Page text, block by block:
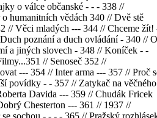
o válce občanské - - - 338 //
humanitních vědách 340 // Dvě stě
// Věci mladých --- 344 // Chceme žít!
poznání a duch ovládání - 340 // O
a jiných slovech - 348 // Koníček - -
// Senoseč 352 //
--- 354 // Inter arma --- 357 // Proč
povídky - - 357 // Zatykač na věčného
Davida --- 359 // Chudák Fricek
Chesterton --- 361 // 1937 //
sochou - - - - 365 // Pražský